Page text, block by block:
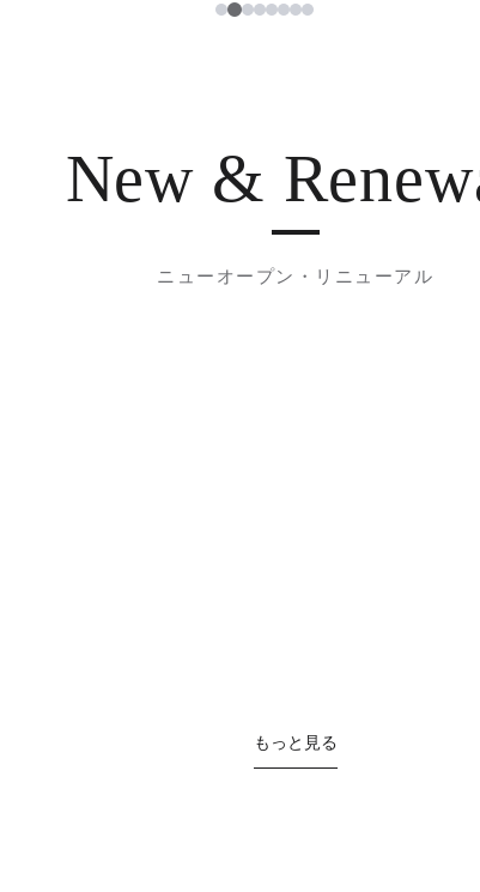
12345678
New &
ニューオープン・リニューアル
もっと見る